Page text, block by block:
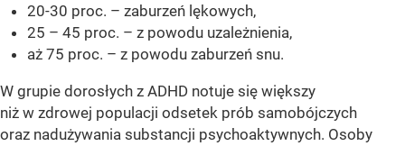
20-30 proc. – zaburzeń lękowych,
25 – 45 proc. – z powodu uzależnienia,
aż 75 proc. – z powodu zaburzeń snu.
W grupie dorosłych z ADHD notuje się większy
niż w zdrowej populacji odsetek prób samobójczych
oraz nadużywania substancji psychoaktywnych. Osoby